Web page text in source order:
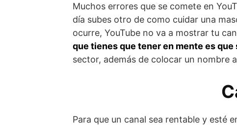
Muchos errores que se comete en
día subes otro de como cuidar una
ocurre, YouTube no va a mostrar tu
que tienes que tener en mente es
sector, además de colocar un nombre
Para que un canal sea rentable y esté